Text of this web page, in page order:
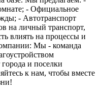
- Официальное
- Автотранспорт
на личный транспорт,
влиять на процессы и
Мы - команда
и поселки
к нам, чтобы вместе